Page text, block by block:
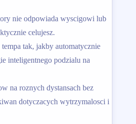
nie odpowiada wyscigowi lub
celujesz.
tak, jakby automatycznie
inteligentnego podzialu na
na roznych dystansach bez
dotyczacych wytrzymalosci i